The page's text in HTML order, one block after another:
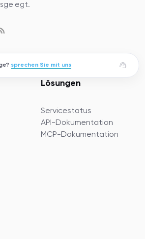
sprechen Sie mit uns
Lösungen
Servicestatus
API-Dokumentation
MCP-Dokumentation